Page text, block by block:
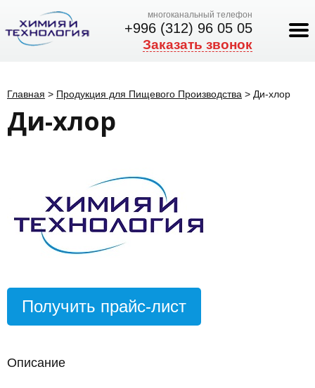
многоканальный телефон
+996 (312) 96 05 05
Заказать звонок
Главная > Продукция для Пищевого Производства > Ди-хлор
Ди-хлор
Получить прайс-лист
Описание